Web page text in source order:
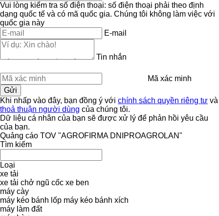
Vui lòng kiểm tra số điện thoại: số điện thoại phải theo định
dạng quốc tế và có mã quốc gia. Chúng tôi không làm việc với
quốc gia này
E-mail
Tin nhắn
Mã xác minh
Khi nhấp vào đây, bạn đồng ý với chính sách quyền riêng tư và
thoả thuận người dùng của chúng tôi.
Dữ liệu cá nhân của bạn sẽ được xử lý để phản hồi yêu cầu
của bạn.
Quảng cáo TOV "AGROFIRMA DNIPROAGROLAN"
Tìm kiếm
Loại
xe tải
xe tải chở ngũ cốc xe ben
máy cày
máy kéo bánh lốp máy kéo bánh xích
máy làm đất